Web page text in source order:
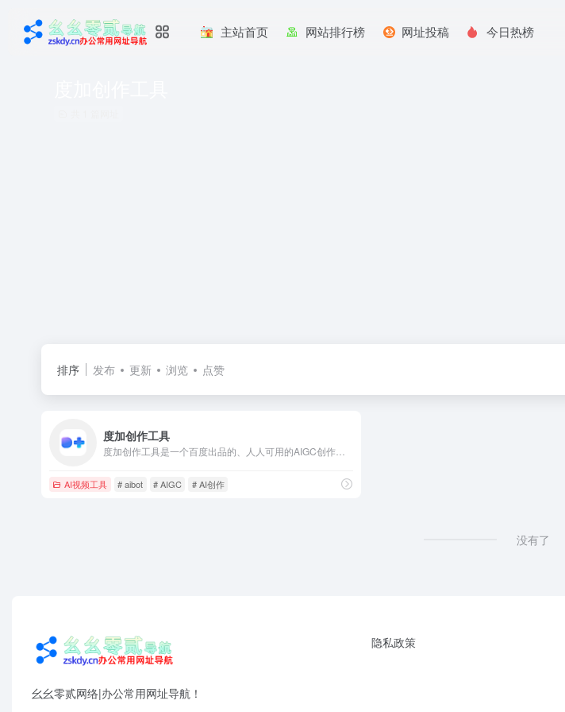
主站首页 网站排行榜 网址投稿 今日热榜
排序 发布 更新 浏览 点赞
度加创作工具
AI视频工具 # aibot # AIGC # AI创作
没有了
幺幺零贰网络|办公常用网址导航！
隐私政策